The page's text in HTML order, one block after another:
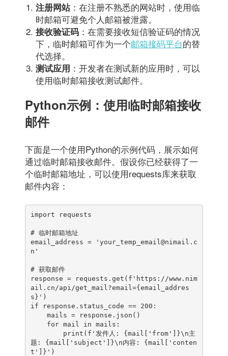
注册网站：在注册不熟悉的网站时，使用临
时邮箱可避免个人邮箱被泄露。
接收验证码 ：在需要接收短信验证码的情况
下，临时邮箱可作为一个邮箱接码平台的替
代选择。
测试应用 ：开发者在测试新的应用时，可以
使用临时邮箱接收测试邮件。
Python示例：使用临时邮箱接收
邮件
下面是一个使用Python的示例代码，展示如何
通过临时邮箱接收邮件。假设你已经获得了一
个临时邮箱地址，可以使用requests库来获取
邮件内容：
import requests
# 临时邮箱地址
email_address = 'your_temp_email@nimail.c
n'
# 获取邮件
response = requests.get(f'https://www.nim
ail.cn/api/get_mail?email={email_addres
s}')
if response.status_code == 200:
题: {mail['subject']}\n内容: {mail['conten
t']}')